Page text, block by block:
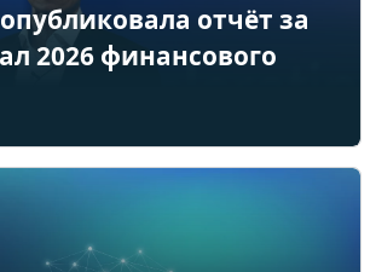
отчёт за
2026 финансового